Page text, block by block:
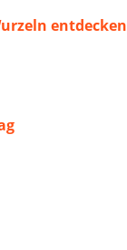
entdecken